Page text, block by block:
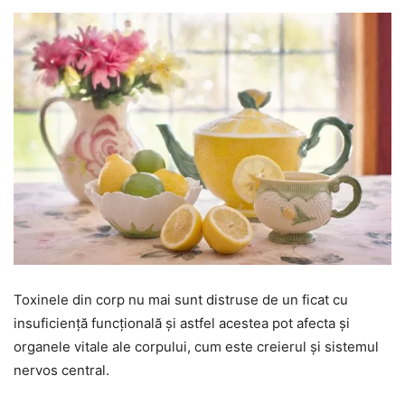
Toxinele din corp nu mai sunt distruse de un ficat cu
insuficiență funcțională și astfel acestea pot afecta și
organele vitale ale corpului, cum este creierul și sistemul
nervos central.